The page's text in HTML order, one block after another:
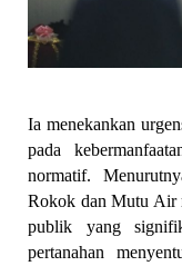
Ia menekankan
pada
normatif.
Rokok dan Mutu Air
publik yang
pertanahan